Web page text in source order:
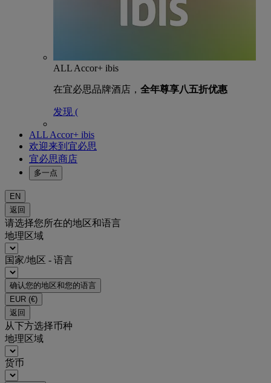
ALL Accor+ ibis
在宜必思品牌酒店， 全年尊享八五折优惠
发现 (
ALL Accor+ ibis
欢迎来到宜必思
宜必思商店
多一点
EN
返回
请选择您所在的地区和语言
地理区域
国家/地区 - 语言
确认您的地区和您的语言
EUR (€)
返回
从下方选择币种
地理区域
货币